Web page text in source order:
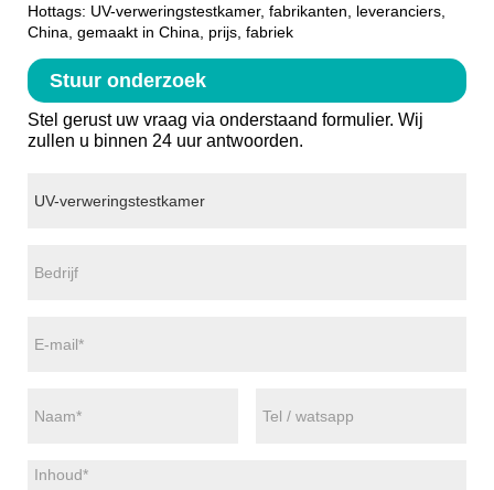
Hottags: UV-verweringstestkamer, fabrikanten, leveranciers,
China, gemaakt in China, prijs, fabriek
Stuur onderzoek
Stel gerust uw vraag via onderstaand formulier. Wij
zullen u binnen 24 uur antwoorden.